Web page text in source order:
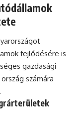
fejlődésére is
gazdasági
számára